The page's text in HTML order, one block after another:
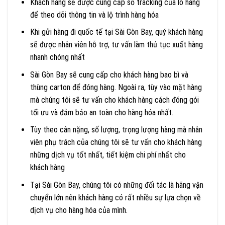
Khách hàng sẽ được cung cấp số tracking của lô hàng
để theo dõi thông tin và lộ trình hàng hóa
Khi gửi hàng đi quốc tế tại Sài Gòn Bay, quý khách hàng
sẽ được nhân viên hỗ trợ, tư vấn làm thủ tục xuất hàng
nhanh chóng nhất
Sài Gòn Bay sẽ cung cấp cho khách hàng bao bì và
thùng carton để đóng hàng. Ngoài ra, tùy vào mặt hàng
mà chúng tôi sẽ tư vấn cho khách hàng cách đóng gói
tối ưu và đảm bảo an toàn cho hàng hóa nhất.
Tùy theo cân nặng, số lượng, trọng lượng hàng mà nhân
viên phụ trách của chúng tôi sẽ tư vấn cho khách hàng
những dịch vụ tốt nhất, tiết kiệm chi phí nhất cho
khách hàng
Tại Sài Gòn Bay, chúng tôi có những đối tác là hãng vận
chuyển lớn nên khách hàng có rất nhiều sự lựa chọn về
dịch vụ cho hàng hóa của mình.